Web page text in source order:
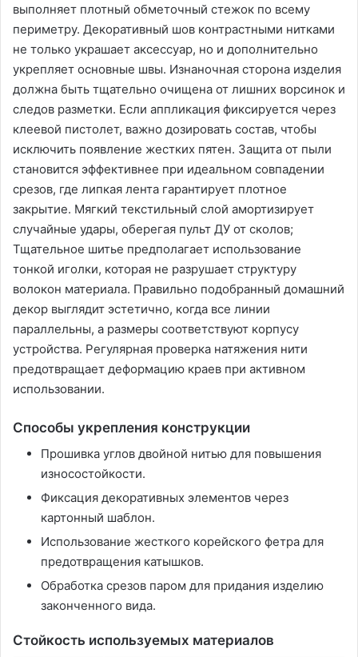
выполняет плотный обметочный стежок по всему
периметру. Декоративный шов контрастными нитками
не только украшает аксессуар, но и дополнительно
укрепляет основные швы. Изнаночная сторона изделия
должна быть тщательно очищена от лишних ворсинок и
следов разметки. Если аппликация фиксируется через
клеевой пистолет, важно дозировать состав, чтобы
исключить появление жестких пятен. Защита от пыли
становится эффективнее при идеальном совпадении
срезов, где липкая лента гарантирует плотное
закрытие. Мягкий текстильный слой амортизирует
случайные удары, оберегая пульт ДУ от сколов;
Тщательное шитье предполагает использование
тонкой иголки, которая не разрушает структуру
волокон материала. Правильно подобранный домашний
декор выглядит эстетично, когда все линии
параллельны, а размеры соответствуют корпусу
устройства. Регулярная проверка натяжения нити
предотвращает деформацию краев при активном
использовании.
Способы укрепления конструкции
Прошивка углов двойной нитью для повышения
износостойкости.
Фиксация декоративных элементов через
картонный шаблон.
Использование жесткого корейского фетра для
предотвращения катышков.
Обработка срезов паром для придания изделию
законченного вида.
Стойкость используемых материалов